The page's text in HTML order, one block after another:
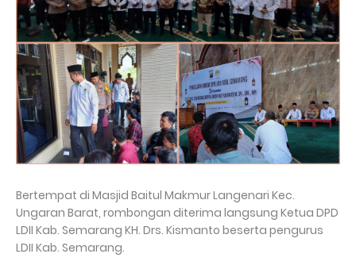
Bertempat di Masjid Baitul Makmur Langenari Kec.
Ungaran Barat, rombongan diterima langsung Ketua DPD
LDII Kab. Semarang KH. Drs. Kismanto beserta pengurus
LDII Kab. Semarang.